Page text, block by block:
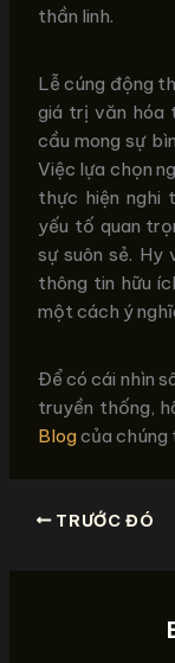
thần linh.
Lễ cúng động
giá trị văn hóa
cầu mong sự
Việc lựa chọn
thực hiện nghi
yếu tố quan
sự suôn sẻ. Hy
thông tin hữu
một cách ý
Để có cái nhìn
truyền thống,
Blogcủa chúng
TRƯỚC ĐÓ